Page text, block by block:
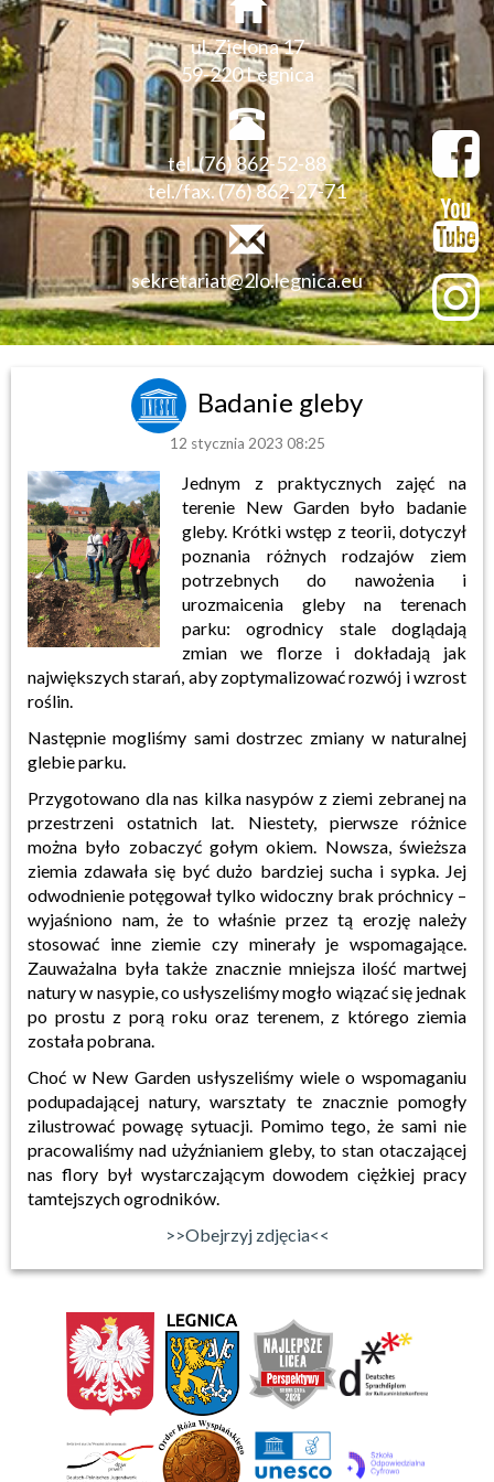
ul. Zielona 17
59-220 Legnica
tel. (76) 862-52-88
tel./fax. (76) 862-27-71
sekretariat@2lo.legnica.eu
Badanie gleby
12 stycznia 2023 08:25
Jednym z praktycznych zajęć na
terenie New Garden było badanie
gleby. Krótki wstęp z teorii, dotyczył
poznania różnych rodzajów ziem
potrzebnych do nawożenia i
urozmaicenia gleby na terenach
parku: ogrodnicy stale doglądają
zmian we florze i dokładają jak
największych starań, aby zoptymalizować rozwój i wzrost
roślin.
Następnie mogliśmy sami dostrzec zmiany w naturalnej
glebie parku.
Przygotowano dla nas kilka nasypów z ziemi zebranej na
przestrzeni ostatnich lat. Niestety, pierwsze różnice
można było zobaczyć gołym okiem. Nowsza, świeższa
ziemia zdawała się być dużo bardziej sucha i sypka. Jej
odwodnienie potęgował tylko widoczny brak próchnicy –
wyjaśniono nam, że to właśnie przez tą erozję należy
stosować inne ziemie czy minerały je wspomagające.
Zauważalna była także znacznie mniejsza ilość martwej
natury w nasypie, co usłyszeliśmy mogło wiązać się jednak
po prostu z porą roku oraz terenem, z którego ziemia
została pobrana.
Choć w New Garden usłyszeliśmy wiele o wspomaganiu
podupadającej natury, warsztaty te znacznie pomogły
zilustrować powagę sytuacji. Pomimo tego, że sami nie
pracowaliśmy nad użyźnianiem gleby, to stan otaczającej
nas flory był wystarczającym dowodem ciężkiej pracy
tamtejszych ogrodników.
>>Obejrzyj zdjęcia<<